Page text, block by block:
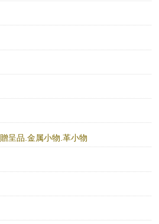
呈品.金属小物.革小物